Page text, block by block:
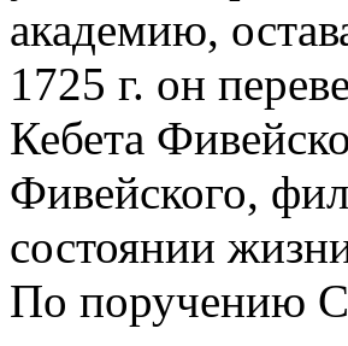
академию,
1725 г. он
Кебета
Фивейского,
состоянии
По поручению